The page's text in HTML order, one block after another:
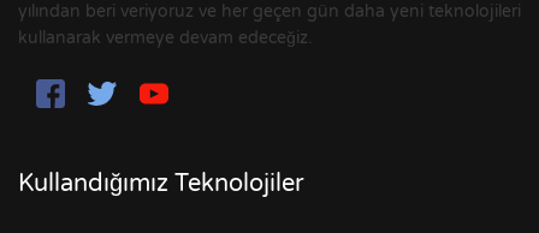
yılından beri veriyoruz ve her geçen gün daha yeni teknolojileri
kullanarak vermeye devam edeceğiz.
Kullandığımız Teknolojiler